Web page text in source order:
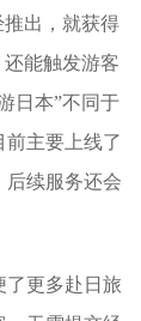
出，就获得
能触发游客
日本”不同于
主要上线了
后续服务还会
了更多赴日旅